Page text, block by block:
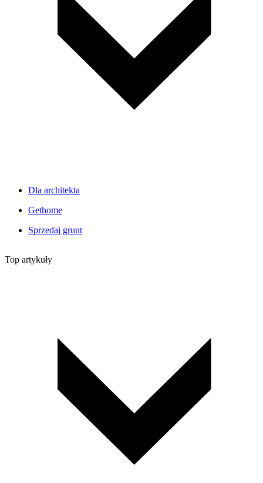
Dla architekta
Gethome
Sprzedaj grunt
Top artykuły